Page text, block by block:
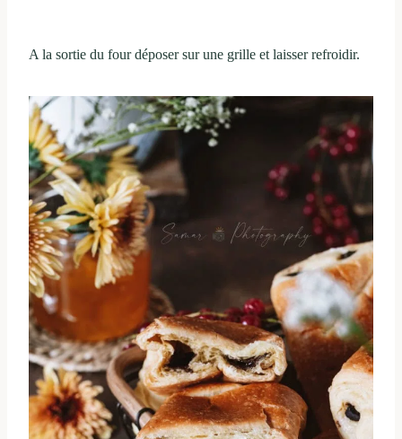
A la sortie du four déposer sur une grille et laisser refroidir.